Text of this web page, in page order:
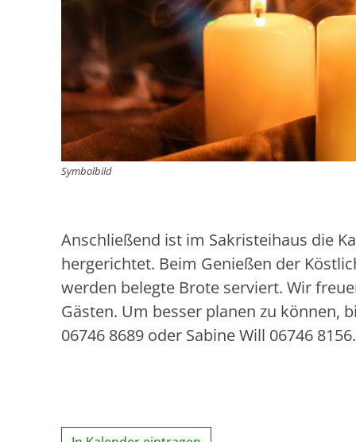
Symbolbild
Anschließend ist im Sakristeihaus die
hergerichtet. Beim Genießen der
werden belegte Brote serviert. Wir
Gästen. Um besser planen zu können,
06746 8689 oder Sabine Will 06746 8156.